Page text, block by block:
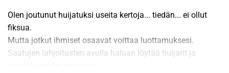
Olen joutunut huijatuksi useita kertoja... tiedän... ei ollut
fiksua.
Mutta jotkut ihmiset osaavat voittaa luottamuksesi.
Saatujen lahjoitusten avulla haluan löytää huijarit ja